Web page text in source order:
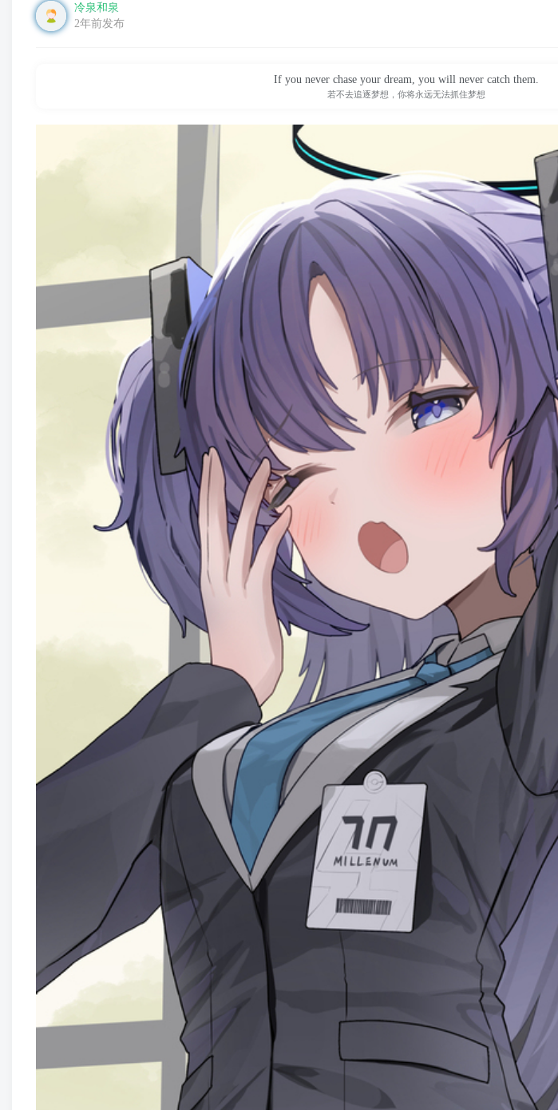
冷泉和泉
2年前发布
If you never chase your dream, you will never catch them.
若不去追逐梦想，你将永远无法抓住梦想